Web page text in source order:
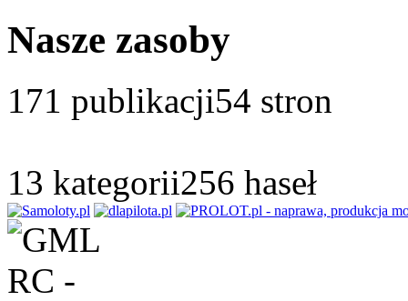
Nasze zasoby
171 publikacji54 stron
13 kategorii256 haseł